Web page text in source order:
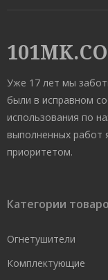
Уже 17 лет мы
были в исправном
использования по
выполненных работ
приоритетом.
Категории
Огнетушители
Комплектующие